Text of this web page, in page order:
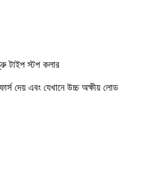
টাইপ স্টপ কলার
দেয় এবং যেখানে উচ্চ অক্ষীয় লোড